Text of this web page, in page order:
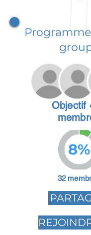
Objectif
8%
32